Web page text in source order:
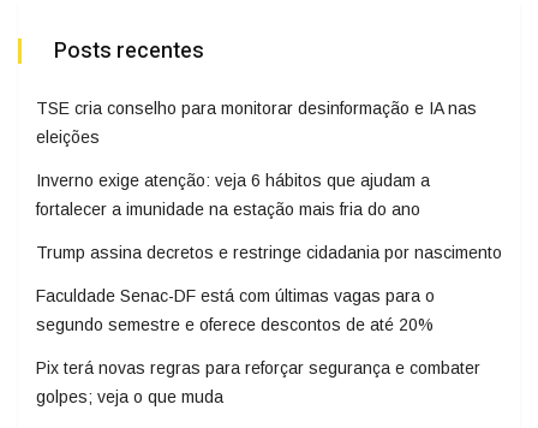
Posts recentes
TSE cria conselho para monitorar desinformação e IA nas
eleições
Inverno exige atenção: veja 6 hábitos que ajudam a
fortalecer a imunidade na estação mais fria do ano
Trump assina decretos e restringe cidadania por nascimento
Faculdade Senac-DF está com últimas vagas para o
segundo semestre e oferece descontos de até 20%
Pix terá novas regras para reforçar segurança e combater
golpes; veja o que muda